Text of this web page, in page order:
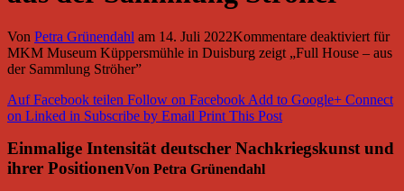
Von Petra Grünendahl am 14. Juli 2022Kommentare deaktiviertfür
MKM Museum Küppersmühle in Duisburg zeigt „Full House – aus
der Sammlung Ströher”
Auf Facebook teilen Follow on FacebookAdd to Google+ Connect
on Linked in Subscribe by Email Print This Post
Einmalige Intensität deutscher Nachkriegskunst und
ihrer PositionenVon Petra Grünendahl